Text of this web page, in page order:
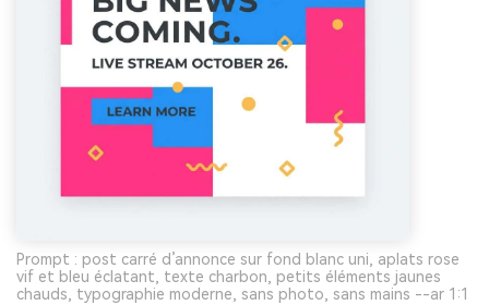
Prompt : post carré d’annonce sur fond blanc uni, aplats rose
vif et bleu éclatant, texte charbon, petits éléments jaunes
chauds, typographie moderne, sans photo, sans mains --ar 1:1